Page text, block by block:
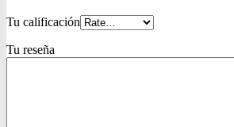
Tu calificación
Tu reseña